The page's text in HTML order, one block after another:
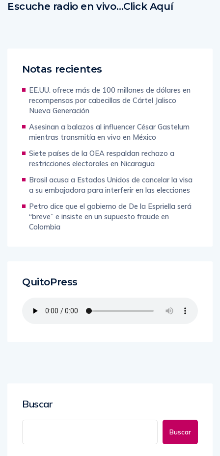
Escuche radio en vivo…Click Aquí
Notas recientes
EE.UU. ofrece más de 100 millones de dólares en
recompensas por cabecillas de Cártel Jalisco
Nueva Generación
Asesinan a balazos al influencer César Gastelum
mientras transmitía en vivo en México
Siete países de la OEA respaldan rechazo a
restricciones electorales en Nicaragua
Brasil acusa a Estados Unidos de cancelar la visa
a su embajadora para interferir en las elecciones
Petro dice que el gobierno de De la Espriella será
“breve” e insiste en un supuesto fraude en
Colombia
QuitoPress
Buscar
Buscar